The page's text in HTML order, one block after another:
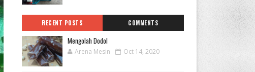
RECENT POSTS COMMENTS
Mengolah Dodol
Arena Mesin Oct 14, 2020